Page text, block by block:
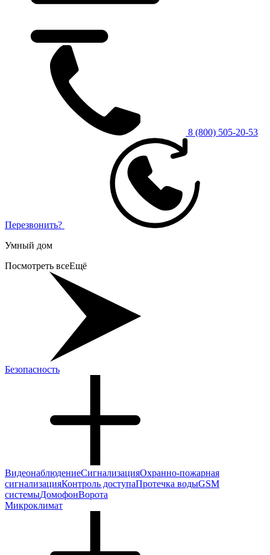
8 (800) 505-20-53
Перезвонить?
Умный дом
Посмотреть всеЕщё
Безопасность
ВидеонаблюдениеСигнализацияОхранно-пожарная
сигнализацияКонтроль доступаПротечка водыGSM
системыДомофонВорота
Микроклимат